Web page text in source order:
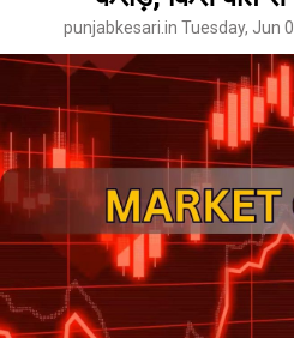
punjabkesari.in Tuesday, Jun